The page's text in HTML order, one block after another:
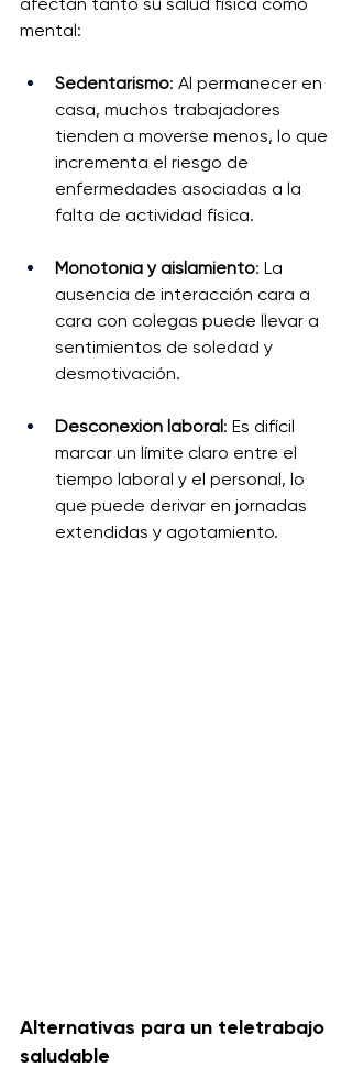
afectan tanto su salud física como
mental:
Sedentarismo: Al permanecer en
casa, muchos trabajadores
tienden a moverse menos, lo que
incrementa el riesgo de
enfermedades asociadas a la
falta de actividad física.
Monotonía y aislamiento: La
ausencia de interacción cara a
cara con colegas puede llevar a
sentimientos de soledad y
desmotivación.
Desconexión laboral : Es difícil
marcar un límite claro entre el
tiempo laboral y el personal, lo
que puede derivar en jornadas
extendidas y agotamiento.
Alternativas para un teletrabajo
saludable